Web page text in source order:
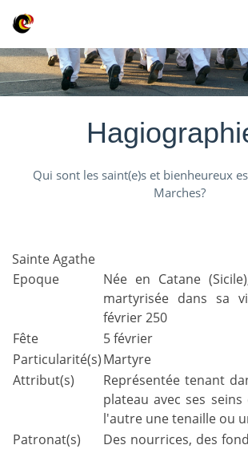
Qui sont les saint(e)s et bienheureux
Marches?
Sainte Agathe
Epoque
Née en Catane
martyrisée dans sa
février 250
Fête
5 février
Particularité(s)Martyre
Attribut(s)
Représentée tenant
plateau avec ses
l'autre une tenaille ou
Patronat(s)
Des nourrices, des